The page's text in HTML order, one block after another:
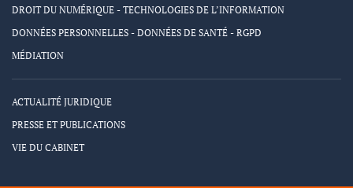
DROIT DU NUMÉRIQUE - TECHNOLOGIES DE L’INFORMATION
DONNÉES PERSONNELLES - DONNÉES DE SANTÉ - RGPD
MÉDIATION
ACTUALITÉ JURIDIQUE
PRESSE ET PUBLICATIONS
VIE DU CABINET